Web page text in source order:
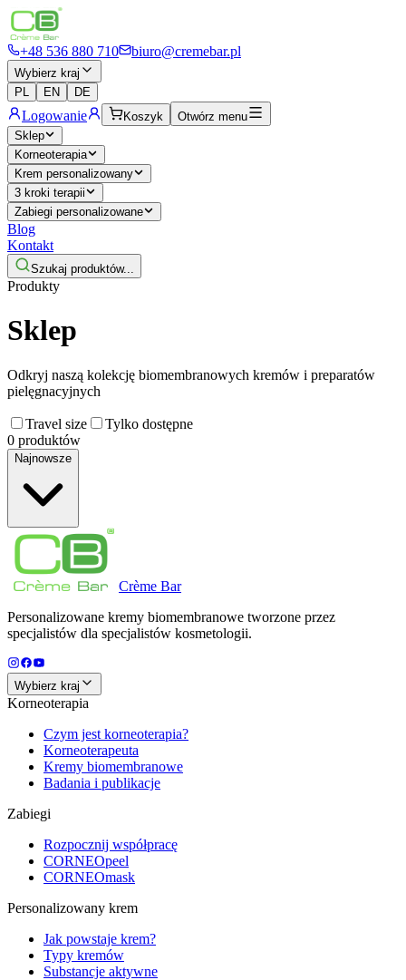
+48 536 880 710 biuro@cremebar.pl
Wybierz kraj
PL
EN DE
Logowanie Koszyk
Otwórz menu
Sklep
Korneoterapia
Krem personalizowany
3 kroki terapii
Zabiegi personalizowane
Blog
Kontakt
Szukaj produktów...
Produkty
Sklep
Odkryj naszą kolekcję biomembranowych kremów i preparatów
pielęgnacyjnych
Travel size
Tylko dostępne
0 produktów
Najnowsze
Crème Bar
Personalizowane kremy biomembranowe tworzone przez
specjalistów dla specjalistów kosmetologii.
Wybierz kraj
Korneoterapia
Czym jest korneoterapia?
Korneoterapeuta
Kremy biomembranowe
Badania i publikacje
Zabiegi
Rozpocznij współpracę
CORNEOpeel
CORNEOmask
Personalizowany krem
Jak powstaje krem?
Typy kremów
Substancje aktywne